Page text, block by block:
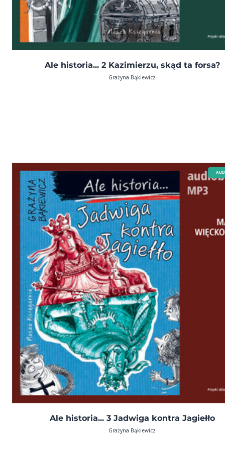
Ale historia... 2 Kazimierzu, skąd ta forsa?
Grażyna Bąkiewicz
Ale historia... 3 Jadwiga kontra Jagiełło
Grażyna Bąkiewicz